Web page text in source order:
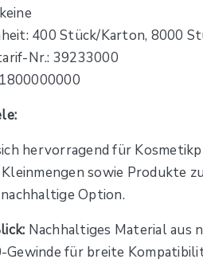
400 Stück/Karton, 8000
Nr.: 39233000
hervorragend für
sowie Produkte
Option.
Nachhaltiges Material aus
Gewinde für breite